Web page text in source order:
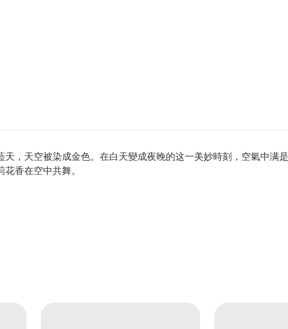
，天空被染成金色。在白天變成夜晚的这一美妙時刻，空氣中满
香在空中共舞。